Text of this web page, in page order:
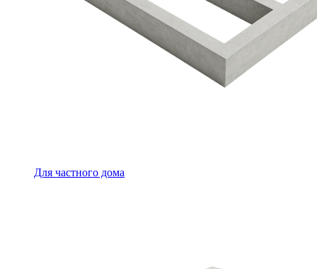
Для частного дома